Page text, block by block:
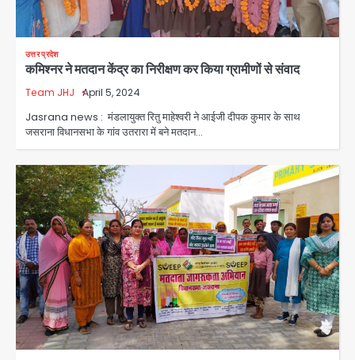
उत्तर प्रदेश
कमिश्नर ने मतदान केंद्र का निरीक्षण कर किया ग्रामीणों से संवाद
Team JHJ April 5, 2024
Jasrana news : मंडलायुक्त रितु माहेश्वरी ने आईजी दीपक कुमार के साथ
जसराना विधानसभा के गांव उतरारा में बने मतदान…